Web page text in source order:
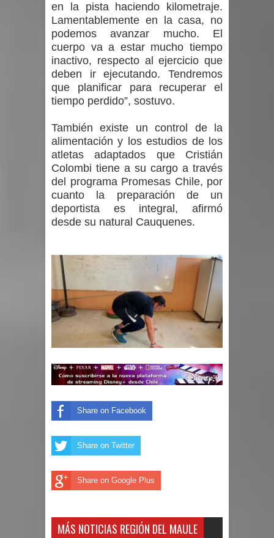
en la pista haciendo kilometraje.
Lamentablemente en la casa, no
podemos avanzar mucho. El
cuerpo va a estar mucho tiempo
inactivo, respecto al ejercicio que
deben ir ejecutando. Tendremos
que planificar para recuperar el
tiempo perdido”, sostuvo.
También existe un control de la
alimentación y los estudios de los
atletas adaptados que Cristián
Colombi tiene a su cargo a través
del programa Promesas Chile, por
cuanto la preparación de un
deportista es integral, afirmó
desde su natural Cauquenes.
Share on Facebook
Share on Twitter
Share on Google Plus
MÁS NOTICIAS REGIÓN DEL MAULE